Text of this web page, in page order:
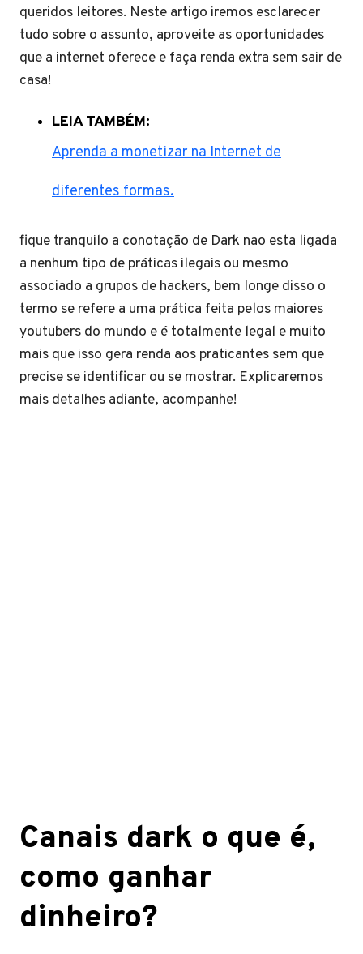
queridos leitores. Neste artigo iremos esclarecer
tudo sobre o assunto, aproveite as oportunidades
que a internet oferece e faça renda extra sem sair de
casa!
LEIA TAMBÉM:
Aprenda a monetizar na Internet de
diferentes formas.
fique tranquilo a conotação de Dark nao esta ligada
a nenhum tipo de práticas ilegais ou mesmo
associado a grupos de hackers, bem longe disso o
termo se refere a uma prática feita pelos maiores
youtubers do mundo e é totalmente legal e muito
mais que isso gera renda aos praticantes sem que
precise se identificar ou se mostrar. Explicaremos
mais detalhes adiante, acompanhe!
Canais dark o que é,
como ganhar
dinheiro?